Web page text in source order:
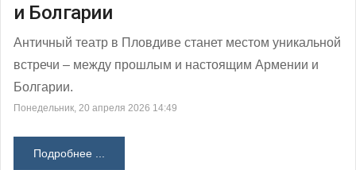
и Болгарии
Античный театр в Пловдиве станет местом уникальной
встречи – между прошлым и настоящим Армении и
Болгарии.
Понедельник, 20 апреля 2026 14:49
Подробнее ...